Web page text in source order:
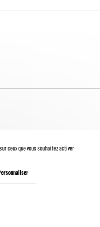
du spectateur
ceux que vous souhaitez activer